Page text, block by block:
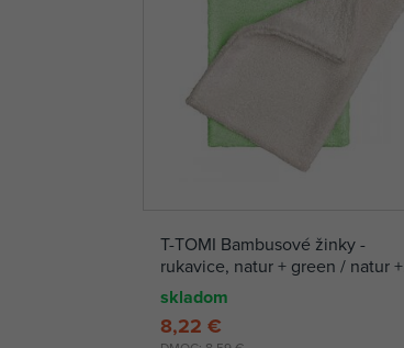
T-TOMI Bambusové žinky -
rukavice, natur + green / natur +
zelená
skladom
8,22 €